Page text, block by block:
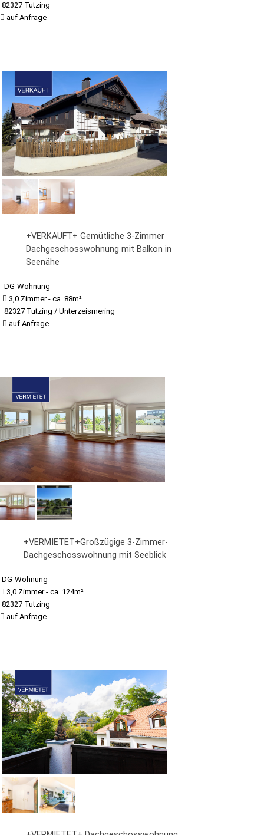
82327 Tutzing
auf Anfrage
+VERKAUFT+ Gemütliche 3-Zimmer
Dachgeschosswohnung mit Balkon in
Seenähe
DG-Wohnung
3,0 Zimmer - ca. 88m²
82327 Tutzing / Unterzeismering
auf Anfrage
+VERMIETET+Großzügige 3-Zimmer-
Dachgeschosswohnung mit Seeblick
DG-Wohnung
3,0 Zimmer - ca. 124m²
82327 Tutzing
auf Anfrage